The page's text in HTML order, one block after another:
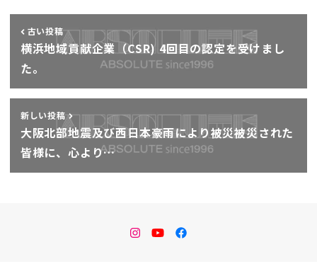
古い投稿
横浜地域貢献企業（CSR) 4回目の認定を受けまし
た。
新しい投稿
大阪北部地震及び西日本豪雨により被災被災された
皆様に、心より…
instagram
Youtubefacebook